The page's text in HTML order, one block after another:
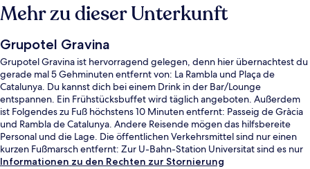
Mehr zu dieser Unterkunft
Grupotel Gravina
Grupotel Gravina ist hervorragend gelegen, denn hier übernachtest du
gerade mal 5 Gehminuten entfernt von: La Rambla und Plaça de
Catalunya. Du kannst dich bei einem Drink in der Bar/Lounge
entspannen. Ein Frühstücksbuffet wird täglich angeboten. Außerdem
ist Folgendes zu Fuß höchstens 10 Minuten entfernt: Passeig de Gràcia
und Rambla de Catalunya. Andere Reisende mögen das hilfsbereite
Personal und die Lage. Die öffentlichen Verkehrsmittel sind nur einen
kurzen Fußmarsch entfernt: Zur U-Bahn-Station Universitat sind es nur
wenige Schritte und zur S-Bahn-Station Plaça de Catalunya 4 Minuten.
Informationen zu den Rechten zur Stornierung